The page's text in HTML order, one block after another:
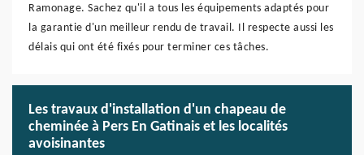
Ramonage. Sachez qu'il a tous les équipements adaptés pour
la garantie d'un meilleur rendu de travail. Il respecte aussi les
délais qui ont été fixés pour terminer ces tâches.
Les travaux d'installation d'un chapeau de
cheminée à Pers En Gatinais et les localités
avoisinantes